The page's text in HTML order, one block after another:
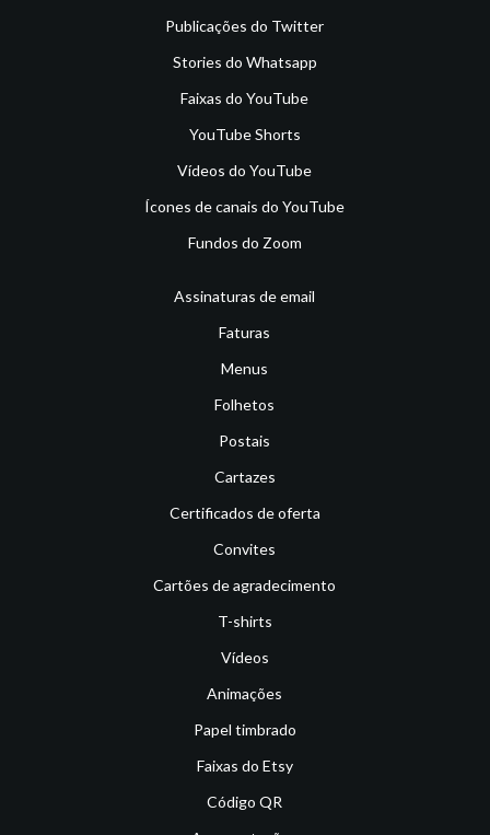
Publicações do Twitter
Stories do Whatsapp
Faixas do YouTube
YouTube Shorts
Vídeos do YouTube
Ícones de canais do YouTube
Fundos do Zoom
Assinaturas de email
Faturas
Menus
Folhetos
Postais
Cartazes
Certificados de oferta
Convites
Cartões de agradecimento
T-shirts
Vídeos
Animações
Papel timbrado
Faixas do Etsy
Código QR